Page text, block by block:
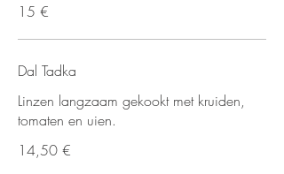
15 €
Dal Tadka
Linzen langzaam gekookt met kruiden,
tomaten en uien.
14,50 €